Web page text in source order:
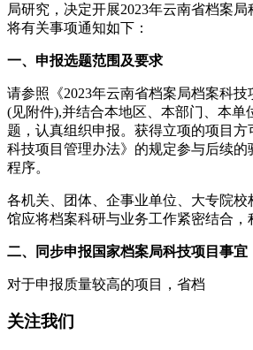
局研究，决定开展2023年云南省档案
将有关事项通知如下：
一、申报选题范围及要求
请参照《2023年云南省档案局档案科技
(见附件),并结合本地区、本部门、本单
题，认真组织申报。获得立项的项目方
科技项目管理办法》的规定参与后续
程序。
各机关、团体、企事业单位、大专院校
馆应将档案科研与业务工作紧密结合，
二、同步申报国家档案局科技项目事宜
对于申报质量较高的项目，省档
关注我们